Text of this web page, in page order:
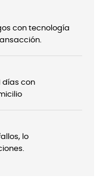
con tecnología
días con
lo